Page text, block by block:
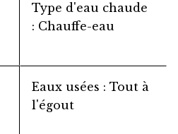
Type d'eau chaude
Chauffe-eau
Eaux usées
Tout à
l'égout